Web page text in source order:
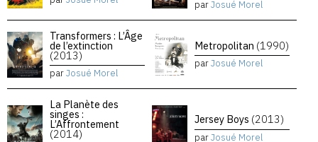
parJosué Morel
Transformers : L’Âge
de l’extinction
(2013)
parJosué Morel
Metropolitan (1990)
parJosué Morel
La Planète des
singes :
L’Affrontement
(2014)
Jersey Boys (2013)
parJosué Morel